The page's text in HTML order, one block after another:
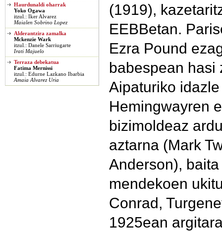
(1919),
EEBBetan.
Ezra Pound
babespean hasi
Aipaturiko
Hemingwayren
bizimoldeaz
aztarna (Mark
Anderson),
mendekoen
Conrad,
1925ean
Haurdunaldi oharrak
Yoko Ogawa
itzul.: Iker Alvarez
Maialen Sobrino Lopez
Alderantzira zamalka
Mckenzie Wark
itzul.: Danele Sarriugarte
Irati Majuelo
Terraza debekatua
Fatima Mernissi
itzul.: Edurne Lazkano Ibarbia
Amaia Alvarez Uria